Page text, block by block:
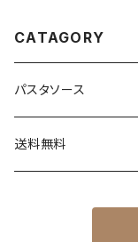
CATAGORY
パスタソース
送料無料